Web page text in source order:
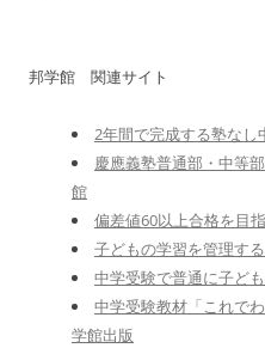
邦学館 関連サイト
2年間で完成する塾な
慶應義塾普通部・中等
館
偏差値60以上合格を目
子どもの学習を管理す
中学受験で普通に子ど
中学受験教材「これで
学館出版